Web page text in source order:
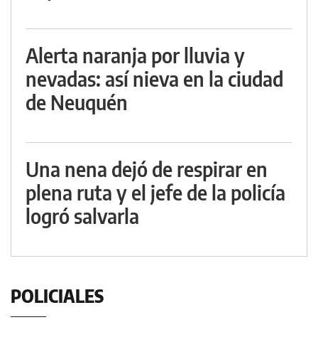
Alerta naranja por lluvia y
nevadas: así nieva en la ciudad
de Neuquén
Una nena dejó de respirar en
plena ruta y el jefe de la policía
logró salvarla
POLICIALES